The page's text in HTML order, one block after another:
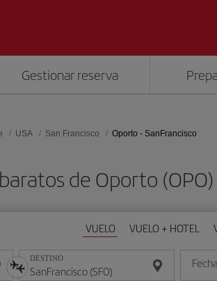
Gestionar reserva
USA San Francisco Oporto - SanFrancisco
de Oporto
VUELO VUELO + HOTEL
DESTINO